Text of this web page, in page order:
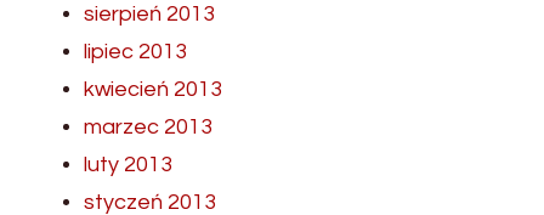
sierpień 2013
lipiec 2013
kwiecień 2013
marzec 2013
luty 2013
styczeń 2013